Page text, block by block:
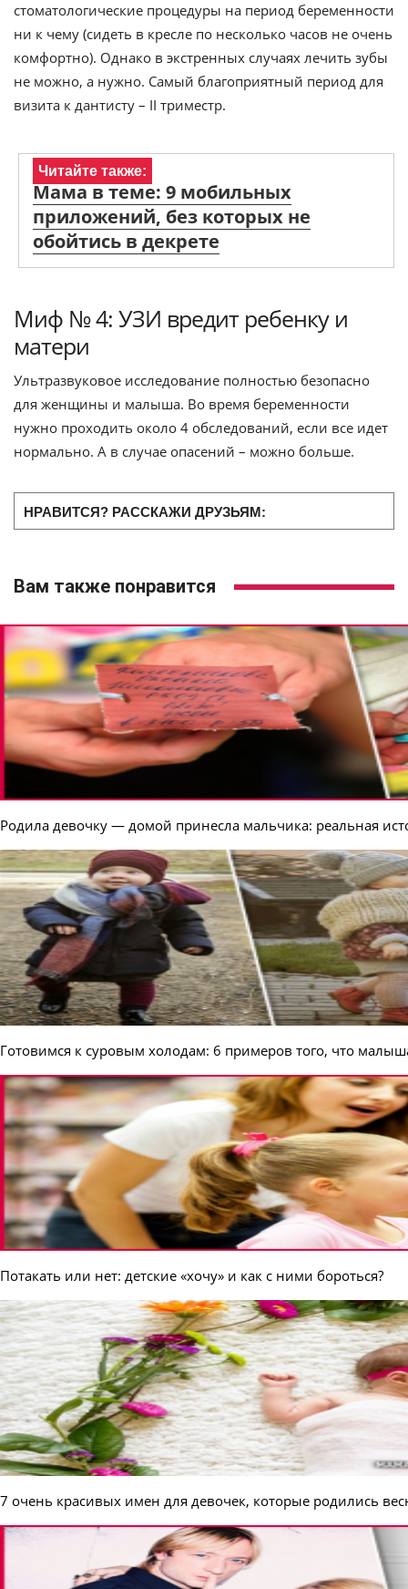
стоматологические процедуры на период беременности
ни к чему (сидеть в кресле по несколько часов не очень
комфортно). Однако в экстренных случаях лечить зубы
не можно, а нужно. Самый благоприятный период для
визита к дантисту – II триместр.
Читайте также:
Мама в теме: 9 мобильных
приложений, без которых не
обойтись в декрете
Миф № 4: УЗИ вредит ребенку и
матери
Ультразвуковое исследование полностью безопасно
для женщины и малыша. Во время беременности
нужно проходить около 4 обследований, если все идет
нормально. А в случае опасений – можно больше.
НРАВИТСЯ? РАССКАЖИ ДРУЗЬЯМ:
Вам также понравится
Родила девочку — домой принесла мальчика: реальная
Готовимся к суровым холодам: 6 примеров того, что
Потакать или нет: детские «хочу» и как с ними бороться?
7 очень красивых имен для девочек, которые родились